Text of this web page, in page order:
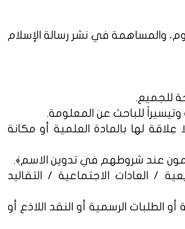
والمساهمة في نشر رسالة الإسلام
لها بالمادة العلمية أو مكانة
/ العادات الاجتماعية / التقاليد
الطلبات الرسمية أو النقد اللاذع أو